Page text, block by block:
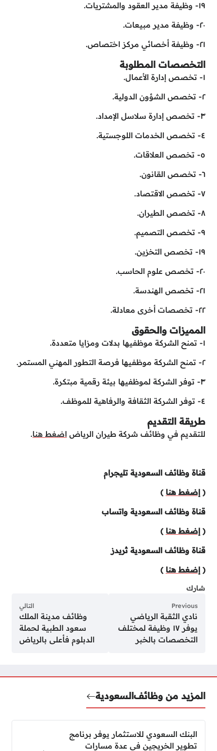
١٩- وظيفة مدير العقود والمشتريات.
٢٠- وظيفة مدير مبيعات.
٢١- وظيفة أخصائي مركز اختصاص.
التخصصات المطلوبة
١- تخصص إدارة الأعمال.
٢- تخصص الشؤون الدولية.
٣- تخصص إدارة سلاسل الإمداد.
٤- تخصص الخدمات اللوجستية.
٥- تخصص العلاقات.
٦- تخصص القانون.
٧- تخصص الاقتصاد.
٨- تخصص الطيران.
٩- تخصص التصميم.
١٩- تخصص التخزين.
٢٠- تخصص علوم الحاسب.
٢١- تخصص الهندسة.
٢٢- تخصصات أخرى معادلة.
المميزات والحقوق
١- تمنح الشركة موظفيها بدلات ومزايا متعددة.
٢- تمنح الشركة موظفيها فرصة التطور المهني المستمر.
٣- توفر الشركة لموظفيها بيئة رقمية مبتكرة.
٤- توفر الشركة الثقافة والرفاهية للموظف.
طريقة التقديم
للتقديم في وظائف شركة طيران الرياض اضغط هنا.
قناة وظائف السعودية تليجرام
( إضغط هنا )
قناة وظائف السعودية واتساب
( إضغط هنا )
قناة وظائف السعودية ثريدز
( إضغط هنا )
شارك
Previous
نادي الثقبة الرياضي
يوفر ١٧ وظيفة لمختلف
التخصصات بالخبر
التالي
وظائف مدينة الملك
سعود الطبية لحملة
الدبلوم فأعلى بالرياض
المزيد من وظائفالسعودية
البنك السعودي للاستثمار يوفر برنامج
تطوير الخريجين في عدة مسارات